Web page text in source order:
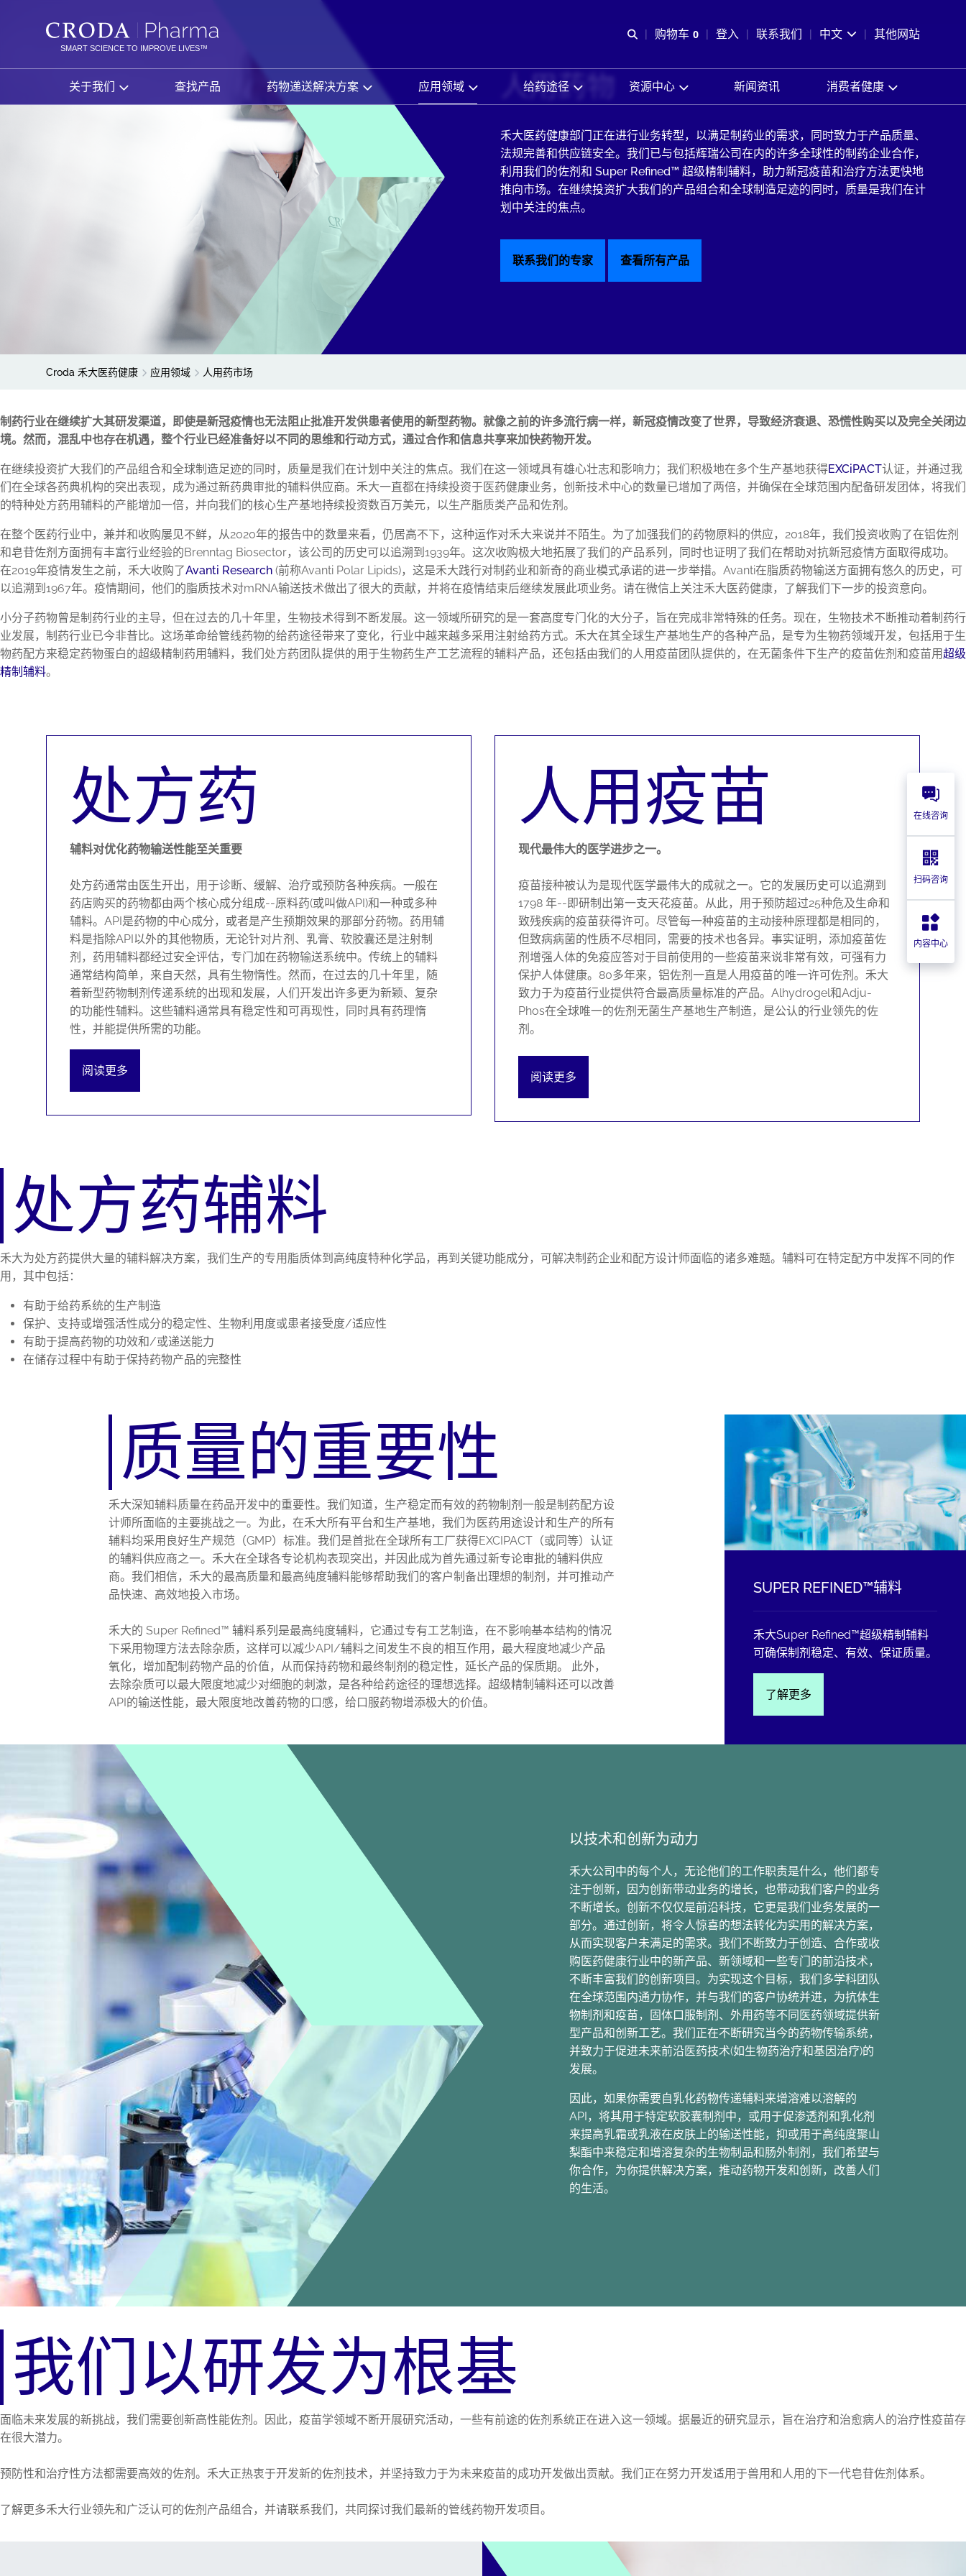
SMART SCIENCE TO IMPROVE LIVES™
Open Search
购物车 0
查看购物车
登入 联系我们 中文 其他网站
关于我们 查找产品 药物递送解决方案 应用领域 给药途径 资源中心 新闻资讯 消费者健康
人用药物
禾大医药健康部门正在进行业务转型，以满足制药业的需求，同时致力于产品质量、
法规完善和供应链安全。我们已与包括辉瑞公司在内的许多全球性的制药企业合作，
利用我们的佐剂和 Super Refined™ 超级精制辅料，助力新冠疫苗和治疗方法更快地
推向市场。在继续投资扩大我们的产品组合和全球制造足迹的同时，质量是我们在计
划中关注的焦点。
联系我们的专家 查看所有产品
Croda 禾大医药健康 应用领域 人用药市场
制药行业在继续扩大其研发渠道，即使是新冠疫情也无法阻止批准开发供患者使用的新型药物。就像之前的许多流行病一样，新冠疫情改变了世界，导致经济衰退、恐慌性购买以及完全关闭边
境。然而，混乱中也存在机遇，整个行业已经准备好以不同的思维和行动方式，通过合作和信息共享来加快药物开发。
在继续投资扩大我们的产品组合和全球制造足迹的同时，质量是我们在计划中关注的焦点。我们在这一领域具有雄心壮志和影响力；我们积极地在多个生产基地获得EXCiPACT认证，并通过我
们在全球各药典机构的突出表现，成为通过新药典审批的辅料供应商。禾大一直都在持续投资于医药健康业务，创新技术中心的数量已增加了两倍，并确保在全球范围内配备研发团体，将我们
的特种处方药用辅料的产能增加一倍，并向我们的核心生产基地持续投资数百万美元，以生产脂质类产品和佐剂。
在整个医药行业中，兼并和收购屡见不鲜，从2020年的报告中的数量来看，仍居高不下，这种运作对禾大来说并不陌生。为了加强我们的药物原料的供应，2018年，我们投资收购了在铝佐剂
和皂苷佐剂方面拥有丰富行业经验的Brenntag Biosector，该公司的历史可以追溯到1939年。这次收购极大地拓展了我们的产品系列，同时也证明了我们在帮助对抗新冠疫情方面取得成功。
在2019年疫情发生之前，禾大收购了Avanti Research (前称Avanti Polar Lipids)，这是禾大践行对制药业和新奇的商业模式承诺的进一步举措。Avanti在脂质药物输送方面拥有悠久的历史，可
以追溯到1967年。疫情期间，他们的脂质技术对mRNA输送技术做出了很大的贡献，并将在疫情结束后继续发展此项业务。请在微信上关注禾大医药健康，了解我们下一步的投资意向。
小分子药物曾是制药行业的主导，但在过去的几十年里，生物技术得到不断发展。这一领域所研究的是一套高度专门化的大分子，旨在完成非常特殊的任务。现在，生物技术不断推动着制药行
业发展，制药行业已今非昔比。这场革命给管线药物的给药途径带来了变化，行业中越来越多采用注射给药方式。禾大在其全球生产基地生产的各种产品，是专为生物药领域开发，包括用于生
物药配方来稳定药物蛋白的超级精制药用辅料，我们处方药团队提供的用于生物药生产工艺流程的辅料产品，还包括由我们的人用疫苗团队提供的，在无菌条件下生产的疫苗佐剂和疫苗用超级
精制辅料。
处方药
辅料对优化药物输送性能至关重要
处方药通常由医生开出，用于诊断、缓解、治疗或预防各种疾病。一般在
药店购买的药物都由两个核心成分组成--原料药(或叫做API)和一种或多种
辅料。API是药物的中心成分，或者是产生预期效果的那部分药物。药用辅
料是指除API以外的其他物质，无论针对片剂、乳膏、软胶囊还是注射制
剂，药用辅料都经过安全评估，专门加在药物输送系统中。传统上的辅料
通常结构简单，来自天然，具有生物惰性。然而，在过去的几十年里，随
着新型药物制剂传递系统的出现和发展，人们开发出许多更为新颖、复杂
的功能性辅料。这些辅料通常具有稳定性和可再现性，同时具有药理惰
性，并能提供所需的功能。
阅读更多
人用疫苗
现代最伟大的医学进步之一。
疫苗接种被认为是现代医学最伟大的成就之一。它的发展历史可以追溯到
1798 年--即研制出第一支天花疫苗。从此，用于预防超过25种危及生命和
致残疾病的疫苗获得许可。尽管每一种疫苗的主动接种原理都是相同的，
但致病病菌的性质不尽相同，需要的技术也各异。事实证明，添加疫苗佐
剂增强人体的免疫应答对于目前使用的一些疫苗来说非常有效，可强有力
保护人体健康。80多年来，铝佐剂一直是人用疫苗的唯一许可佐剂。禾大
致力于为疫苗行业提供符合最高质量标准的产品。Alhydrogel和Adju-
Phos在全球唯一的佐剂无菌生产基地生产制造，是公认的行业领先的佐
剂。
阅读更多
处方药辅料
禾大为处方药提供大量的辅料解决方案，我们生产的专用脂质体到高纯度特种化学品，再到关键功能成分，可解决制药企业和配方设计师面临的诸多难题。辅料可在特定配方中发挥不同的作
用，其中包括：
有助于给药系统的生产制造
保护、支持或增强活性成分的稳定性、生物利用度或患者接受度/适应性
有助于提高药物的功效和/或递送能力
在储存过程中有助于保持药物产品的完整性
质量的重要性
禾大深知辅料质量在药品开发中的重要性。我们知道，生产稳定而有效的药物制剂一般是制药配方设
计师所面临的主要挑战之一。为此，在禾大所有平台和生产基地，我们为医药用途设计和生产的所有
辅料均采用良好生产规范（GMP）标准。我们是首批在全球所有工厂获得EXCIPACT（或同等）认证
的辅料供应商之一。禾大在全球各专论机构表现突出，并因此成为首先通过新专论审批的辅料供应
商。我们相信，禾大的最高质量和最高纯度辅料能够帮助我们的客户制备出理想的制剂，并可推动产
品快速、高效地投入市场。
禾大的 Super Refined™ 辅料系列是最高纯度辅料，它通过专有工艺制造，在不影响基本结构的情况
下采用物理方法去除杂质，这样可以减少API/辅料之间发生不良的相互作用，最大程度地减少产品
氧化，增加配制药物产品的价值，从而保持药物和最终制剂的稳定性，延长产品的保质期。 此外，
去除杂质可以最大限度地减少对细胞的刺激，是各种给药途径的理想选择。超级精制辅料还可以改善
API的输送性能，最大限度地改善药物的口感，给口服药物增添极大的价值。
SUPER REFINED™辅料
禾大Super Refined™超级精制辅料
可确保制剂稳定、有效、保证质量。
了解更多
以技术和创新为动力
禾大公司中的每个人，无论他们的工作职责是什么，他们都专
注于创新，因为创新带动业务的增长，也带动我们客户的业务
不断增长。创新不仅仅是前沿科技，它更是我们业务发展的一
部分。通过创新，将令人惊喜的想法转化为实用的解决方案，
从而实现客户未满足的需求。我们不断致力于创造、合作或收
购医药健康行业中的新产品、新领域和一些专门的前沿技术，
不断丰富我们的创新项目。为实现这个目标，我们多学科团队
在全球范围内通力协作，并与我们的客户协统并进，为抗体生
物制剂和疫苗，固体口服制剂、外用药等不同医药领域提供新
型产品和创新工艺。我们正在不断研究当今的药物传输系统，
并致力于促进未来前沿医药技术(如生物药治疗和基因治疗)的
发展。
因此，如果你需要自乳化药物传递辅料来增溶难以溶解的
API，将其用于特定软胶囊制剂中，或用于促渗透剂和乳化剂
来提高乳霜或乳液在皮肤上的输送性能，抑或用于高纯度聚山
梨酯中来稳定和增溶复杂的生物制品和肠外制剂，我们希望与
你合作，为你提供解决方案，推动药物开发和创新，改善人们
的生活。
我们以研发为根基
面临未来发展的新挑战，我们需要创新高性能佐剂。因此，疫苗学领域不断开展研究活动，一些有前途的佐剂系统正在进入这一领域。据最近的研究显示，旨在治疗和治愈病人的治疗性疫苗存
在很大潜力。
预防性和治疗性方法都需要高效的佐剂。禾大正热衷于开发新的佐剂技术，并坚持致力于为未来疫苗的成功开发做出贡献。我们正在努力开发适用于兽用和人用的下一代皂苷佐剂体系。
了解更多禾大行业领先和广泛认可的佐剂产品组合，并请联系我们，共同探讨我们最新的管线药物开发项目。
在线咨询
扫码咨询
内容中心